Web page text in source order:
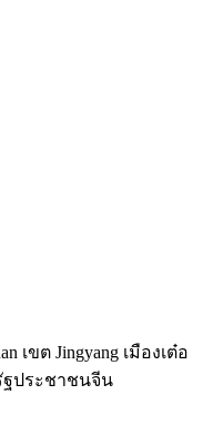
เขต Jingyang เมืองเต๋อ
ประชาชนจีน